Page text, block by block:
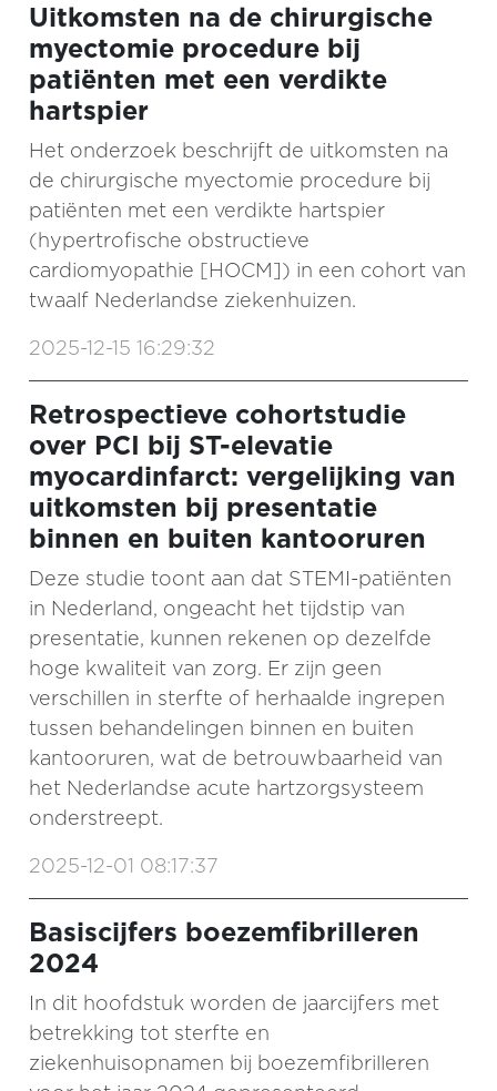
Uitkomsten na de chirurgische
myectomie procedure bij
patiënten met een verdikte
hartspier
Het onderzoek beschrijft de uitkomsten na
de chirurgische myectomie procedure bij
patiënten met een verdikte hartspier
(hypertrofische obstructieve
cardiomyopathie [HOCM]) in een cohort van
twaalf Nederlandse ziekenhuizen.
2025-12-15 16:29:32
Retrospectieve cohortstudie
over PCI bij ST-elevatie
myocardinfarct: vergelijking van
uitkomsten bij presentatie
binnen en buiten kantooruren
Deze studie toont aan dat STEMI-patiënten
in Nederland, ongeacht het tijdstip van
presentatie, kunnen rekenen op dezelfde
hoge kwaliteit van zorg. Er zijn geen
verschillen in sterfte of herhaalde ingrepen
tussen behandelingen binnen en buiten
kantooruren, wat de betrouwbaarheid van
het Nederlandse acute hartzorgsysteem
onderstreept.
2025-12-01 08:17:37
Basiscijfers boezemfibrilleren
2024
In dit hoofdstuk worden de jaarcijfers met
betrekking tot sterfte en
ziekenhuisopnamen bij boezemfibrilleren